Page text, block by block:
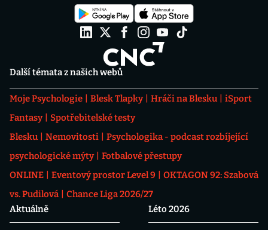
Další témata z našich webů
Moje Psychologie Blesk Tlapky Hráči na Blesku
iSport
Fantasy
Spotřebitelské testy
Blesku
Nemovitosti
Psychologika - podcast rozbíjející
psychologické mýty
Fotbalové přestupy
ONLINE
Eventový prostor Level 9
OKTAGON 92: Szabová
vs. Pudilová
Chance Liga 2026/27
Aktuálně
Léto 2026